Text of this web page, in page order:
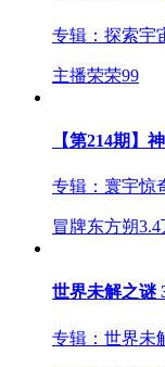
专辑： 探索宇
主播荣荣99
【第214期】
专辑： 寰宇惊
冒牌东方朔3.4
世界未解之谜
专辑： 世界未